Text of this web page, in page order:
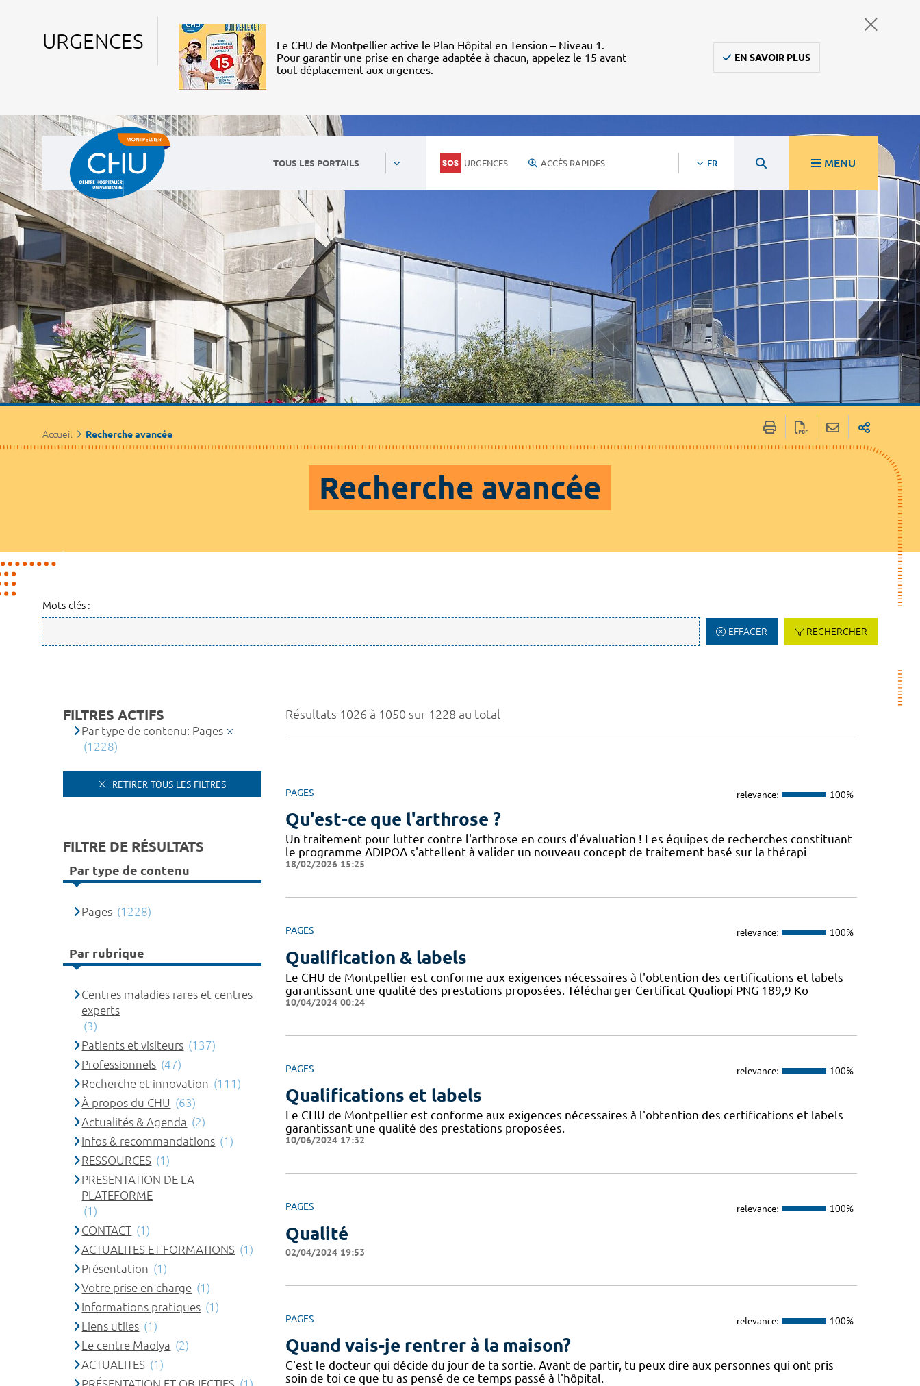
URGENCES
Le CHU de Montpellier active le Plan Hôpital en Tension – Niveau 1.
Pour garantir une prise en charge adaptée à chacun, appelez le 15 avant
tout déplacement aux urgences.
EN SAVOIR PLUS
TOUS LES PORTAILS URGENCES ACCÈS RAPIDES FR MENU
Accueil Recherche avancée
Recherche avancée
Mots-clés :
EFFACER RECHERCHER
Résultats 1026 à 1050 sur 1228 au total
PAGES relevance: 100%
Qu'est-ce que l'arthrose ?
Un traitement pour lutter contre l'arthrose en cours d'évaluation ! Les équipes de recherches constituant
le programme ADIPOA s'attellent à valider un nouveau concept de traitement basé sur la thérapi
18/02/2026 15:25
PAGES relevance: 100%
Qualification & labels
Le CHU de Montpellier est conforme aux exigences nécessaires à l'obtention des certifications et labels
garantissant une qualité des prestations proposées. Télécharger Certificat Qualiopi PNG 189,9 Ko
10/04/2024 00:24
PAGES relevance: 100%
Qualifications et labels
Le CHU de Montpellier est conforme aux exigences nécessaires à l'obtention des certifications et labels
garantissant une qualité des prestations proposées.
10/06/2024 17:32
PAGES relevance: 100%
Qualité
02/04/2024 19:53
PAGES relevance: 100%
Quand vais-je rentrer à la maison?
C'est le docteur qui décide du jour de ta sortie. Avant de partir, tu peux dire aux personnes qui ont pris
soin de toi ce que tu as pensé de ce temps passé à l'hôpital.
FILTRES ACTIFS
Par type de contenu: Pages
(1228)
RETIRER TOUS LES FILTRES
FILTRE DE RÉSULTATS
Par type de contenu
Pages (1228)
Par rubrique
Centres maladies rares et centres
experts
(3)
Patients et visiteurs (137)
Professionnels (47)
Recherche et innovation (111)
À propos du CHU (63)
Actualités & Agenda (2)
Infos & recommandations (1)
RESSOURCES (1)
PRESENTATION DE LA
PLATEFORME
(1)
CONTACT (1)
ACTUALITES ET FORMATIONS (1)
Présentation (1)
Votre prise en charge (1)
Informations pratiques (1)
Liens utiles (1)
Le centre Maolya (2)
ACTUALITES (1)